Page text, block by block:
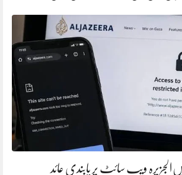
ویب سائٹ پر پابندی عائد